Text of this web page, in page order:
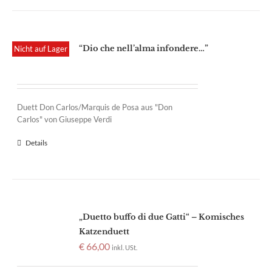
Nicht auf Lager “Dio che nell’alma infondere…”
Duett Don Carlos/Marquis de Posa aus "Don
Carlos" von Giuseppe Verdi
Details
„Duetto buffo di due Gatti“ – Komisches
Katzenduett
€ 66,00 inkl. USt.